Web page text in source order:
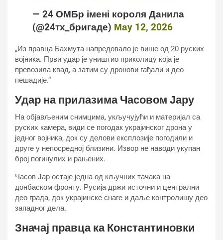
— 24 ОМБр імені короля Данила
(@24тх_бригаде) Маy 12, 2026
„Из правца Бахмута напредовало је више од 20 руских
војника. Први удар је уништио приколицу која је
превозила квад, а затим су дронови гађали и део
пешадије.“
Удар на прилазима Часовом Јару
На објављеним снимцима, укључујући и материјал са
руских камера, види се погодак украјинског дрона у
једног војника, док су делови експлозије погодили и
друге у непосредној близини. Извор не наводи укупан
број погинулих и рањених.
Часов Јар остаје једна од кључних тачака на
донбаском фронту. Русија држи источни и централни
део града, док украјинске снаге и даље контролишу део
западног дела.
Значај правца ка Константиновки